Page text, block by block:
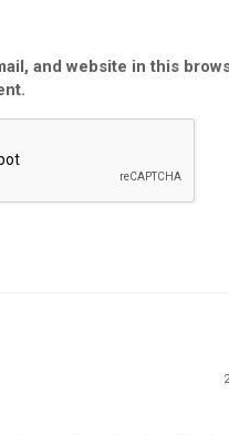
and website in this